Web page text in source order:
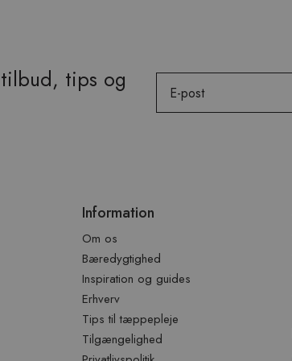
tips og
Information
Om os
Bæredygtighed
Inspiration og guides
Erhverv
Tips til tæppepleje
Tilgængelighed